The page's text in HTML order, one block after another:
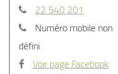
22 540 201
Numéro mobile non
défini
Voir page Facebook